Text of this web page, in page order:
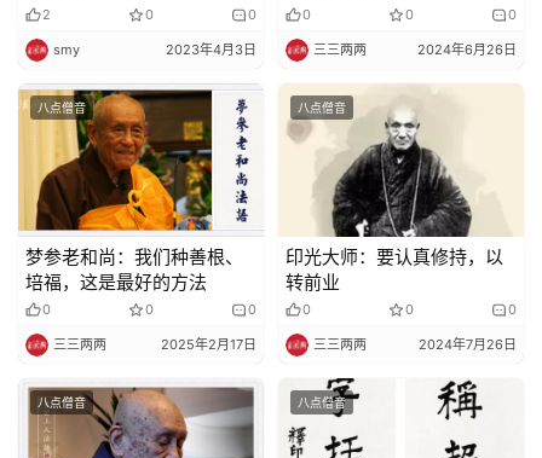
政
法
免
责
声
明
2 0 0
smy 2023年4月3日
0 0 0
三三两两 2024年6月26日
八点僧音
梦参老和尚：我们种善根、
培福，这是最好的方法
0 0 0
三三两两 2025年2月17日
八点僧音
印光大师：要认真修持，以
转前业
0 0 0
三三两两 2024年7月26日
八点僧音 八点僧音